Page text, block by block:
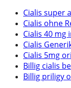
Cialis super
Cialis ohne
Cialis 40 mg
Cialis
Cialis 5mg
Billig cialis
Billig priligy